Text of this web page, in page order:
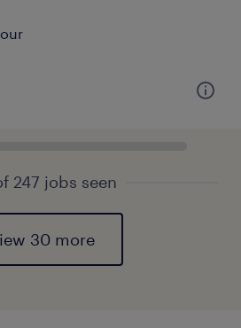
247 jobs seen
30 more